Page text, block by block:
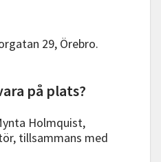
29, Örebro.
på plats?
Holmquist,
tillsammans med